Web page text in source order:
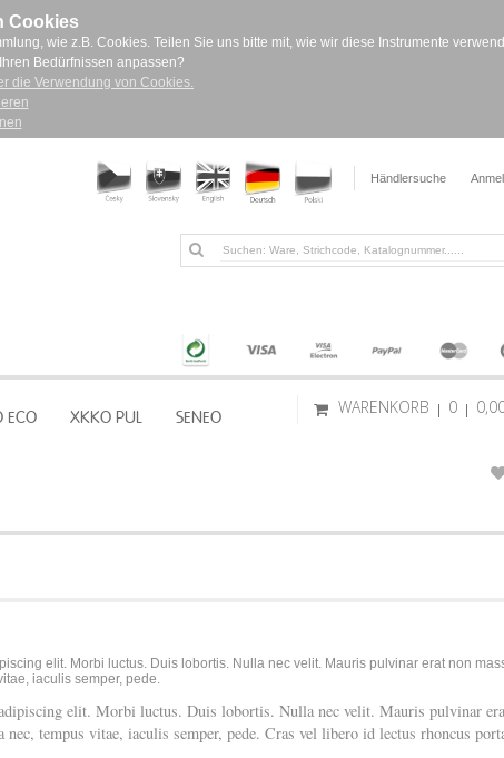
Cookies
wie z.B. Cookies. Teilen Sie uns bitte mit, wie wir diese Instrumente
Bedürfnissen anpassen?
die Verwendung von Cookies.
Händlersuche
ECO XKKO PUL SENEO WARENKORB 0
elit. Morbi luctus. Duis lobortis. Nulla nec velit. Mauris pulvinar erat non
iaculis semper, pede.
elit. Morbi luctus. Duis lobortis. Nulla nec velit. Mauris pulvinar
tempus vitae, iaculis semper, pede. Cras vel libero id lectus rhoncus